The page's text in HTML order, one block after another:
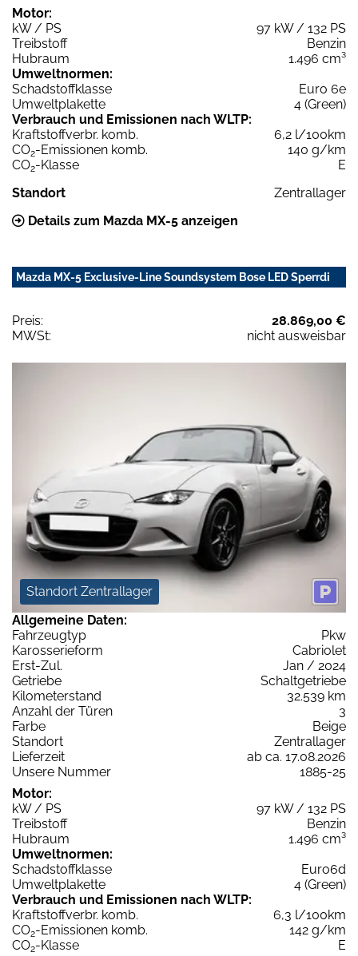
Motor:
kW / PS
97 kW / 132 PS
Treibstoff
Benzin
Hubraum
1.496 cm³
Umweltnormen:
Schadstoffklasse
Euro 6e
Umweltplakette
4 (Green)
Verbrauch und Emissionen nach WLTP:
Kraftstoffverbr. komb.
6,2 l/100km
CO2-Emissionen komb.
140 g/km
CO2-Klasse
E
Standort
Zentrallager
Details zum Mazda MX-5 anzeigen
Mazda MX-5 Exclusive-Line Soundsystem Bose LED Sperrdi
Preis:
28.869,00 €
MWSt:
nicht ausweisbar
Standort Zentrallager
Allgemeine Daten:
Fahrzeugtyp
Pkw
Karosserieform
Cabriolet
Erst-Zul.
Jan / 2024
Getriebe
Schaltgetriebe
Kilometerstand
32.539 km
Anzahl der Türen
3
Farbe
Beige
Standort
Zentrallager
Lieferzeit
ab ca. 17.08.2026
Unsere Nummer
1885-25
Motor:
kW / PS
97 kW / 132 PS
Treibstoff
Benzin
Hubraum
1.496 cm³
Umweltnormen:
Schadstoffklasse
Euro6d
Umweltplakette
4 (Green)
Verbrauch und Emissionen nach WLTP:
Kraftstoffverbr. komb.
6,3 l/100km
CO2-Emissionen komb.
142 g/km
CO2-Klasse
E